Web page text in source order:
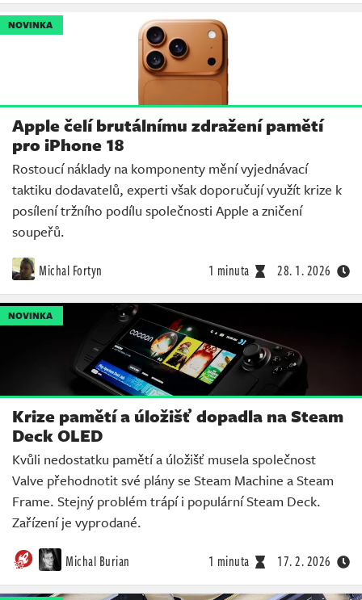
NOVINKA
Apple čelí brutálnímu zdražení pamětí
pro iPhone 18
Rostoucí náklady na komponenty mění vyjednávací
taktiku dodavatelů, experti však doporučují využít krize k
posílení tržního podílu společnosti Apple a zničení
soupeřů.
Michal Fortyn 1 minuta 28. 1. 2026
NOVINKA
Krize pamětí a úložišť dopadla na Steam
Deck OLED
Kvůli nedostatku pamětí a úložišť musela společnost
Valve přehodnotit své plány se Steam Machine a Steam
Frame. Stejný problém trápí i populární Steam Deck.
Zařízení je vyprodané.
Michal Burian 1 minuta 17. 2. 2026